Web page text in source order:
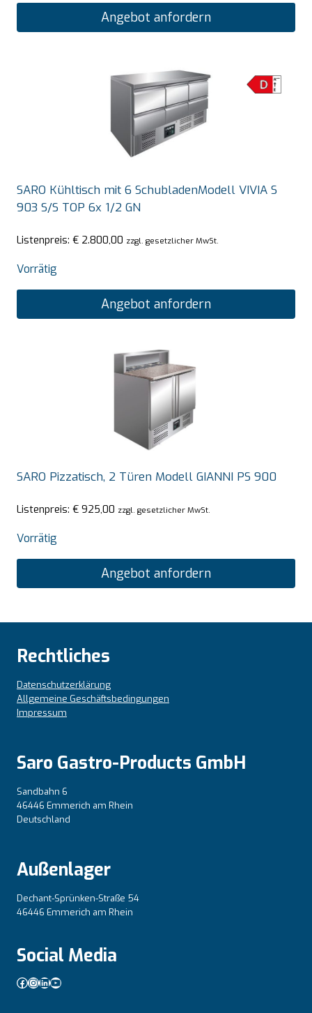
Angebot anfordern
SARO Kühltisch mit 6 SchubladenModell VIVIA S
903 S/S TOP 6x 1/2 GN
Listenpreis: € 2.800,00 zzgl. gesetzlicher MwSt.
Vorrätig
Angebot anfordern
SARO Pizzatisch, 2 Türen Modell GIANNI PS 900
Listenpreis: € 925,00 zzgl. gesetzlicher MwSt.
Vorrätig
Angebot anfordern
Rechtliches
Datenschutzerklärung
Allgemeine Geschäftsbedingungen
Impressum
Saro Gastro-Products GmbH
Sandbahn 6
46446 Emmerich am Rhein
Deutschland
Außenlager
Dechant-Sprünken-Straße 54
46446 Emmerich am Rhein
Social Media
Facebook
Instagram
LinkedIn
YouTube